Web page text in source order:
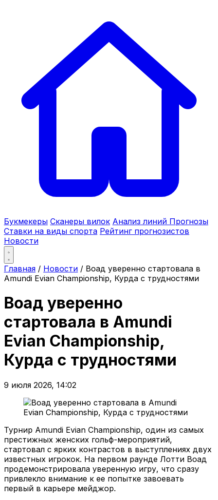
Букмекеры Сканеры вилок Анализ линий Прогнозы
Ставки на виды спорта Рейтинг прогнозистов
Новости
Главная / Новости / Воад уверенно стартовала в
Amundi Evian Championship, Курда с трудностями
Воад уверенно
стартовала в Amundi
Evian Championship,
Курда с трудностями
9 июля 2026, 14:02
Турнир Amundi Evian Championship, один из самых
престижных женских гольф-мероприятий,
стартовал с ярких контрастов в выступлениях двух
известных игрокок. На первом раунде Лотти Воад
продемонстрировала уверенную игру, что сразу
привлекло внимание к ее попытке завоевать
первый в карьере мейджор.